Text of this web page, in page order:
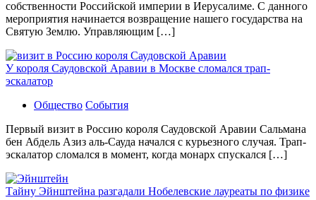
собственности Российской империи в Иерусалиме. С данного
мероприятия начинается возвращение нашего государства на
Святую Землю. Управляющим […]
У короля Саудовской Аравии в Москве сломался трап-
эскалатор
Общество События
Первый визит в Россию короля Саудовской Аравии Сальмана
бен Абдель Азиз аль-Сауда начался с курьезного случая. Трап-
эскалатор сломался в момент, когда монарх спускался […]
Тайну Эйнштейна разгадали Нобелевские лауреаты по физике